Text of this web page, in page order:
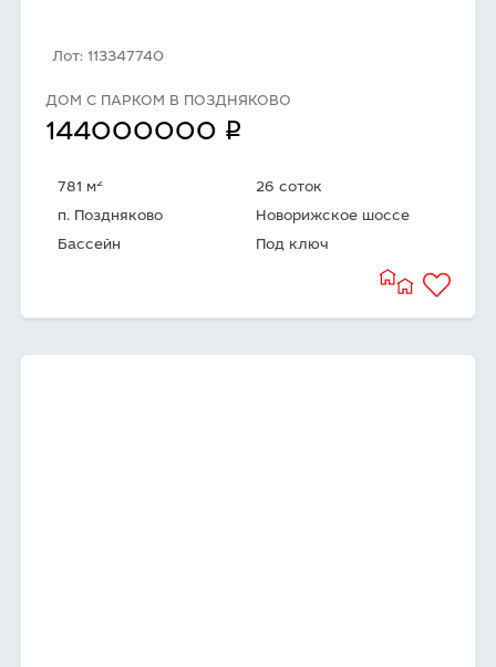
Лот: 113347740
ДОМ С ПАРКОМ В ПОЗДНЯКОВО
144000000 q
781 м2
26 соток
п. Поздняково
Новорижское шоссе
Бассейн
Под ключ